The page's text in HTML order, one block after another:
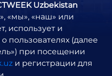
Uzbekistan
«мы», «наш» или
использует и
(далее
при посещении
и регистрации для